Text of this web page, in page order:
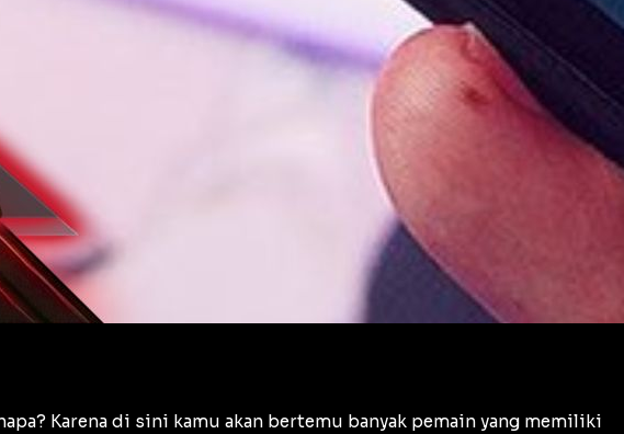
Karena di sini kamu akan bertemu banyak pemain yang memiliki